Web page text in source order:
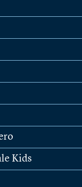
Kids